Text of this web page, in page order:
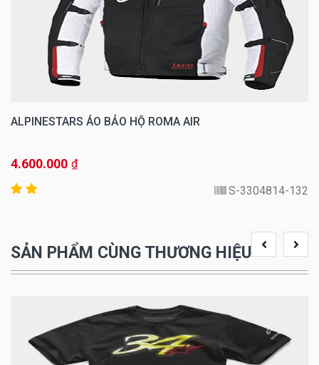
ALPINESTARS ÁO BẢO HỘ ROMA AIR
4.600.000 ₫
3304814-132-S
SẢN PHẨM CÙNG THƯƠNG HIỆU